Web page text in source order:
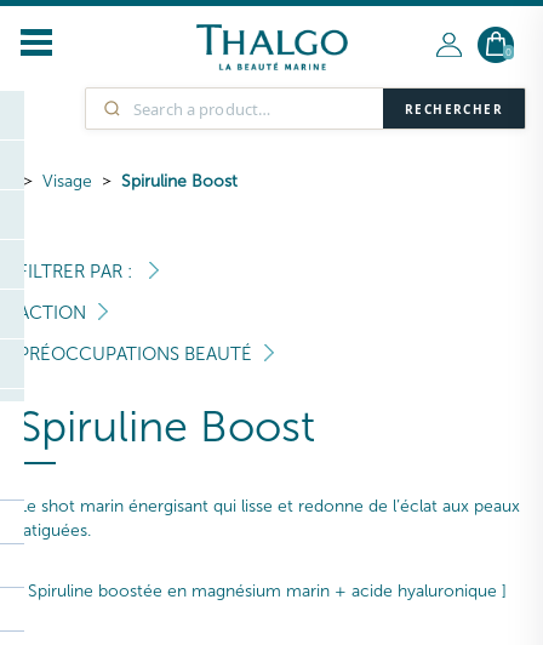
RECHERCHER
0
Visage Spiruline Boost
FILTRER PAR :
ACTION
PRÉOCCUPATIONS BEAUTÉ
Spiruline Boost
Le shot marin énergisant qui lisse et redonne de l’éclat aux peaux
fatiguées.
[ Spiruline boostée en magnésium marin + acide hyaluronique ]